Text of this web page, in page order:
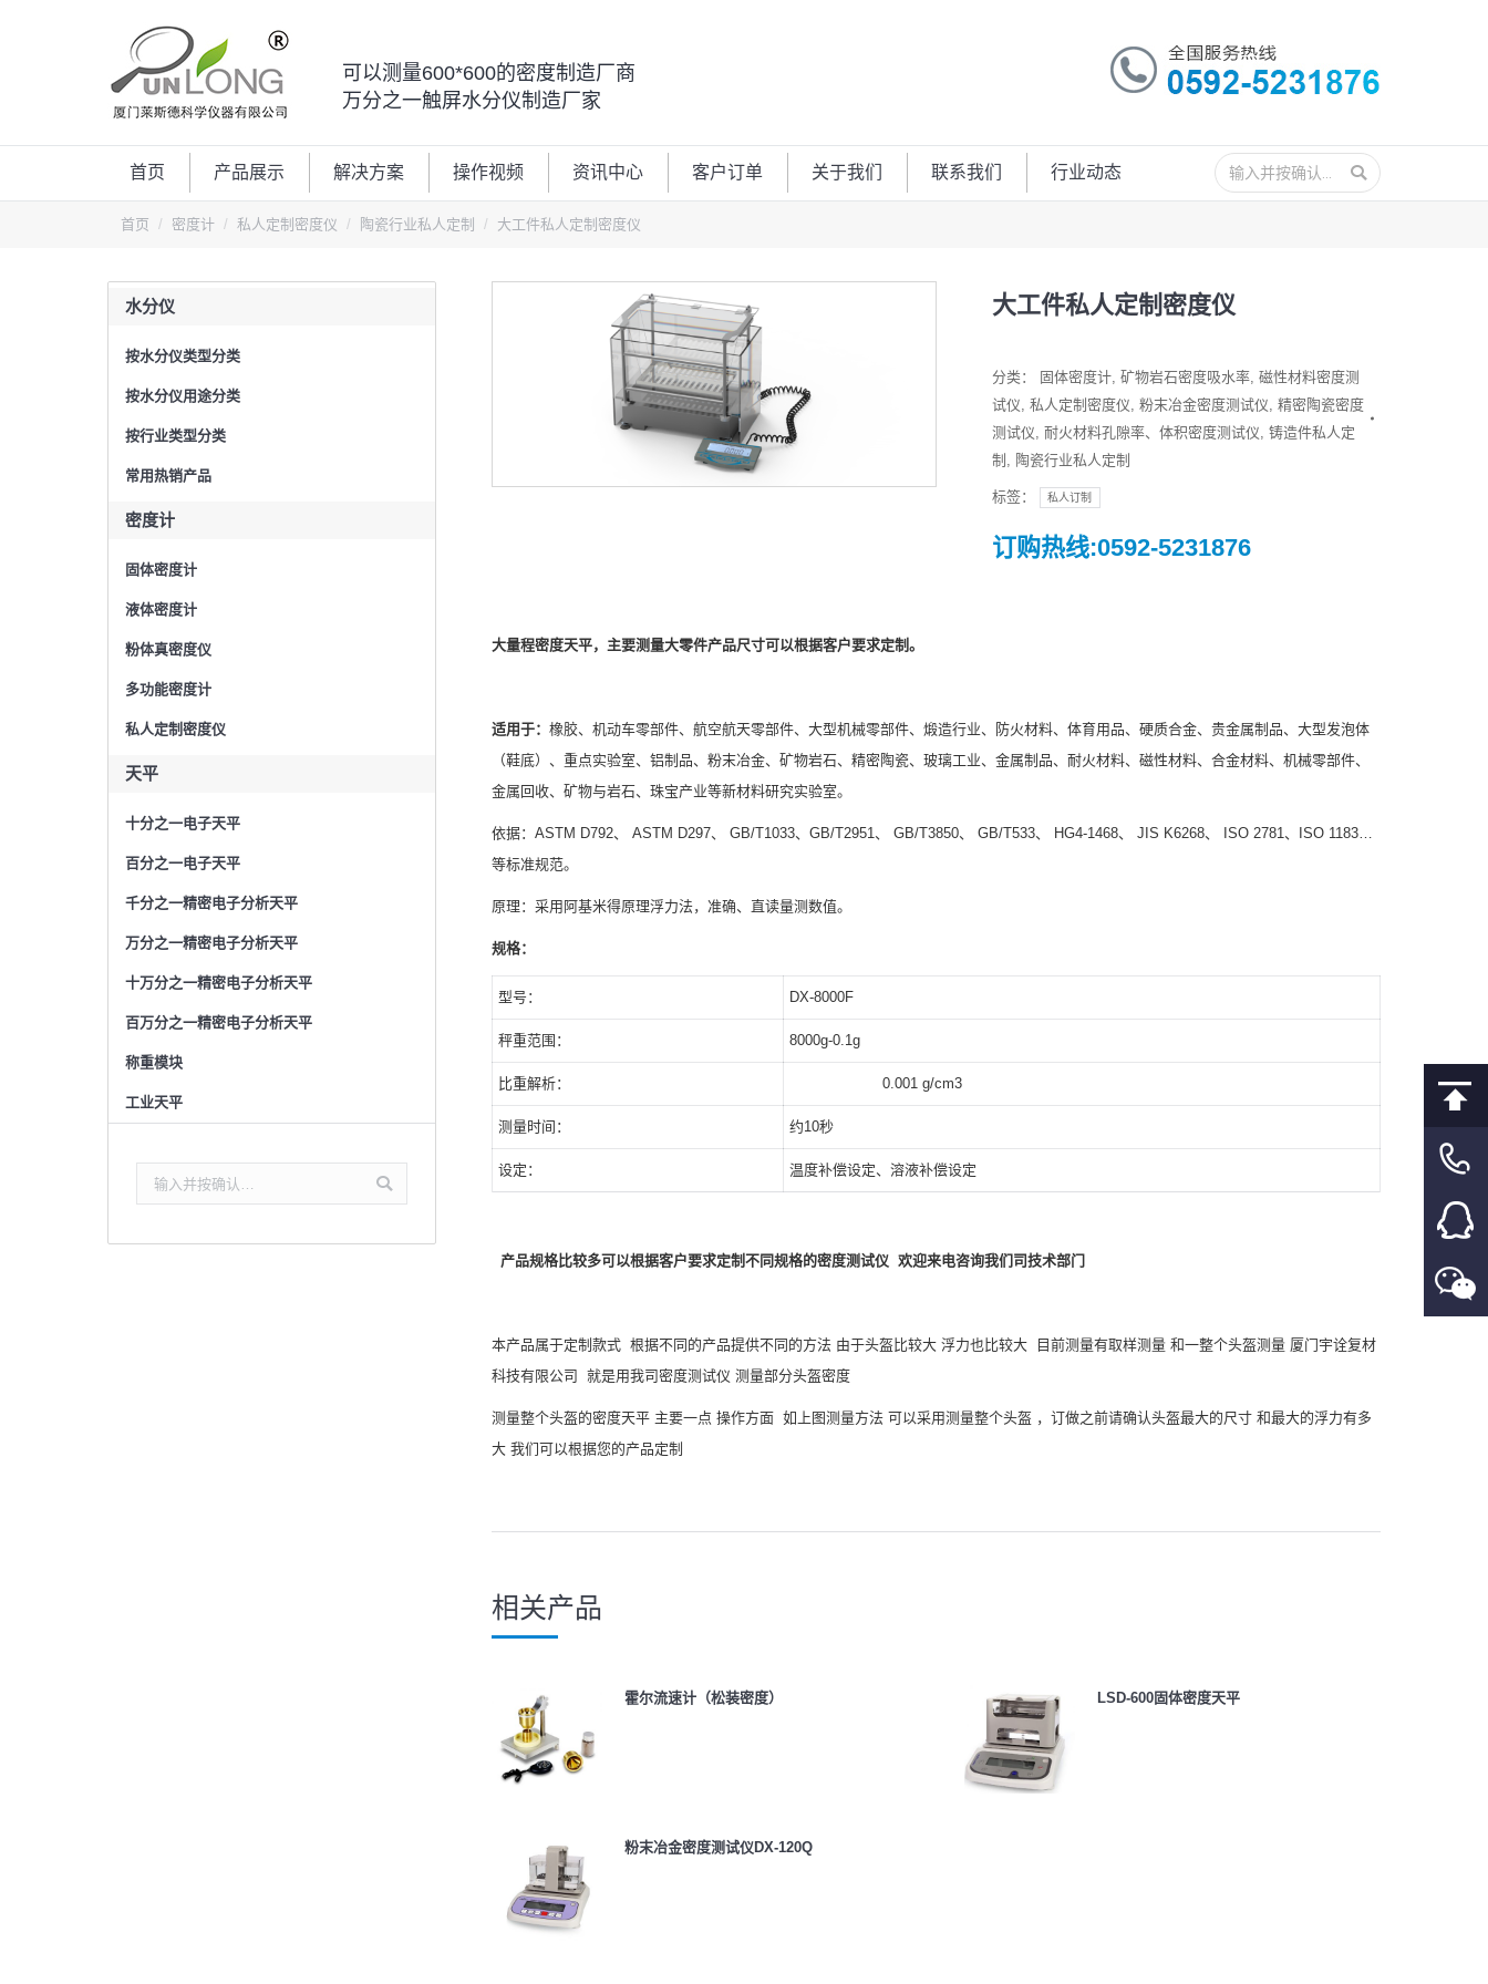
可以测量600*600的密度制造厂商
万分之一触屏水分仪制造厂家
首页 产品展示 解决方案 操作视频 资讯中心 客户订单 关于我们 联系我们 行业动态
搜
索：
首页
密度计 私人定制密度仪 陶瓷行业私人定制 大工件私人定制密度仪
大工件私人定制密度仪
分类： 固体密度计, 矿物岩石密度吸水率, 磁性材料密度测
试仪, 私人定制密度仪, 粉末冶金密度测试仪, 精密陶瓷密度
测试仪, 耐火材料孔隙率、体积密度测试仪, 铸造件私人定
制 , 陶瓷行业私人定制
标签： 私人订制
订购热线:0592-5231876
大量程密度天平，主要测量大零件产品尺寸可以根据客户要求定制。
适用于： 橡胶、机动车零部件、航空航天零部件、大型机械零部件、煅造行业、防火材料、体育用品、硬质合金、贵金属制品、大型发泡体
（鞋底）、重点实验室、铝制品、粉末冶金、矿物岩石、精密陶瓷、玻璃工业、金属制品、耐火材料、磁性材料、合金材料、机械零部件、
金属回收、矿物与岩石、珠宝产业等新材料研究实验室。
依据：ASTM D792、 ASTM D297、 GB/T1033、GB/T2951、 GB/T3850、 GB/T533、 HG4-1468、 JIS K6268、 ISO 2781、ISO 1183…
等标准规范。
原理：采用阿基米得原理浮力法，准确、直读量测数值。
规格：
型号： DX-8000F
秤重范围： 8000g-0.1g
比重解析： 0.001 g/cm3
测量时间： 约10秒
设定： 温度补偿设定、溶液补偿设定
产品规格比较多可以根据客户要求定制不同规格的密度测试仪 欢迎来电咨询我们司技术部门
本产品属于定制款式 根据不同的产品提供不同的方法 由于头盔比较大 浮力也比较大 目前测量有取样测量 和一整个头盔测量 厦门宇诠复材
科技有限公司 就是用我司密度测试仪 测量部分头盔密度
测量整个头盔的密度天平 主要一点 操作方面 如上图测量方法 可以采用测量整个头盔 ，订做之前请确认头盔最大的尺寸 和最大的浮力有多
大 我们可以根据您的产品定制
相关产品
霍尔流速计（松装密度） LSD-600固体密度天平
粉末冶金密度测试仪DX-120Q
水分仪
按水分仪类型分类
按水分仪用途分类
按行业类型分类
常用热销产品
密度计
固体密度计
液体密度计
粉体真密度仪
多功能密度计
私人定制密度仪
天平
十分之一电子天平
百分之一电子天平
千分之一精密电子分析天平
万分之一精密电子分析天平
十万分之一精密电子分析天平
百万分之一精密电子分析天平
称重模块
工业天平
索：